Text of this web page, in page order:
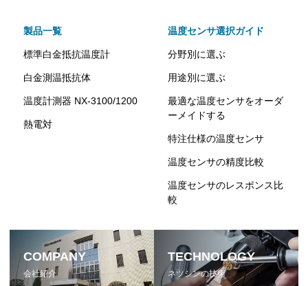
製品一覧
標準白金抵抗温度計
白金測温抵抗体
温度計測器 NX-3100/1200
熱電対
温度センサ選択ガイド
分野別に選ぶ
用途別に選ぶ
最適な温度センサをオーダ
ーメイドする
特注仕様の温度センサ
温度センサの精度比較
温度センサのレスポンス比
較
COMPANY
会社紹介
TECHNOLOGY
ネツシンの技術